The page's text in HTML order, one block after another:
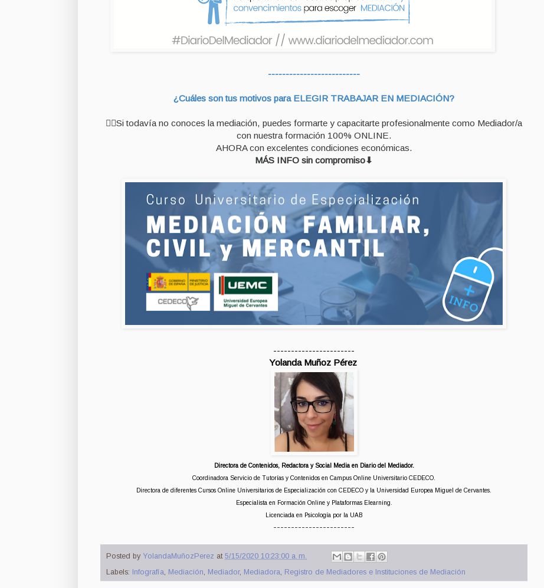
--------------------------
¿Cuáles son tus motivos para ELEGIR TRABAJAR EN MEDIACIÓN?
🙋‍♀️Si todavía no conoces la mediación, puedes formarte y capacitarte profesionalmente como Mediador/a
con nuestra formación 100% ONLINE.
AHORA con excelentes condiciones económicas.
MÁS INFO sin compromiso⬇
-----------------------
Yolanda Muñoz Pérez
Directora de Contenidos, Redactora y Social Media en Diario del Mediador.
Coordinadora Servicio de Tutorías y Contenidos en Campus Online Universitario CEDECO.
Directora de diferentes Cursos Online Universitarios de Especialización con CEDECO y la Universidad Europea Miguel de Cervantes.
Especialista en Formación Online y Plataformas Elearning.
Licenciada en Psicología por la UAB
-----------------------
Posted by YolandaMuñozPerez at 5/15/2020 10:23:00 a. m.
Labels:
Infografía, Mediación, Mediador, Mediadora, Registro de Mediadores e Instituciones de Mediación